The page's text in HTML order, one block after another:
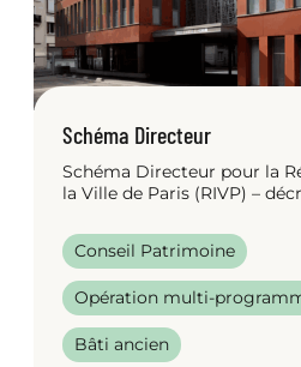
Schéma Directeur
Schéma Directeur pour la
la Ville de Paris (RIVP) –
Conseil Patrimoine
Opération multi-
Bâti ancien